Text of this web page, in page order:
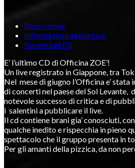
Descrizione
Informazioni aggiuntive
Recensioni (0)
E’ l’ultimo CD di Officina ZOE’!
Un live registrato in Giappone, tra
Nel mese di giugno l’Officina e’ stata
di concerti nel paese del Sol Levante,
notevole successo di critica e di
i salentini a pubblicare il live.
Il cd contiene brani gia’ conosciuti,
qualche inedito e rispecchia in pieno
spettacolo che il gruppo presenta in
Per gli amanti della pizzica, da non